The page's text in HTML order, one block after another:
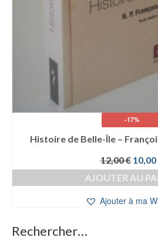
-17%
Histoire de Belle-Île –
12,00€ Le
prix
initial
12,00
10,00
AJOUTER AU
Ajouter à ma
Rechercher…